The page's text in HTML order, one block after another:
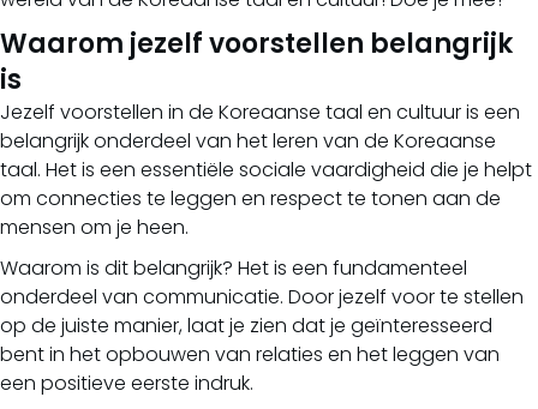
Waarom jezelf voorstellen belangrijk
is
Jezelf voorstellen in de Koreaanse taal en cultuur is een
belangrijk onderdeel van het leren van de Koreaanse
taal. Het is een essentiële sociale vaardigheid die je helpt
om connecties te leggen en respect te tonen aan de
mensen om je heen.
Waarom is dit belangrijk? Het is een fundamenteel
onderdeel van communicatie. Door jezelf voor te stellen
op de juiste manier, laat je zien dat je geïnteresseerd
bent in het opbouwen van relaties en het leggen van
een positieve eerste indruk.